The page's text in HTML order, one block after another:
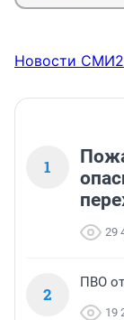
Новости СМИ2
1
29
2
ПВО
19